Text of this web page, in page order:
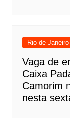
Rio de
Vaga de
Caixa
Camorim
nesta